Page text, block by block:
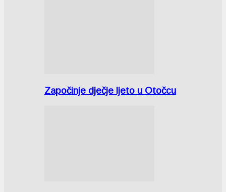
Započinje dječje ljeto u Otočcu